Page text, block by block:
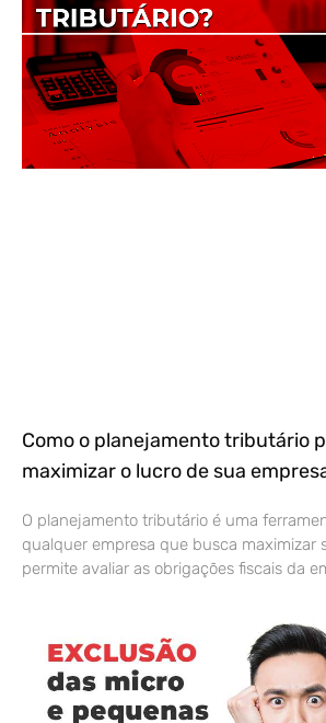
Como o planejamento tributário
maximizar o lucro de sua
O planejamento tributário é uma
qualquer empresa que busca maximizar
permite avaliar as obrigações fiscais da